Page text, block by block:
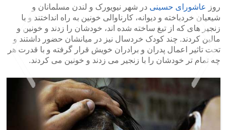
روز عاشورای حسینی در شهر نیویورک و لندن مسلمانان و
شیعیان خردباخته و دیوانه، کارناوالی خونین به راه انداختند و با
زنجیر های که از تیغ ساخته شده اند، خودشان را زدند و خونین و
مالین کردند. چند کودک خردسال نیز در میانشان حضور داشتند و
تحت تاثیر اعمال پدران و برادران خویش قرار گرفته و با قدرت هر
چه تمام تر خودشان را با زنجیر می زدند و خونین می کردند.